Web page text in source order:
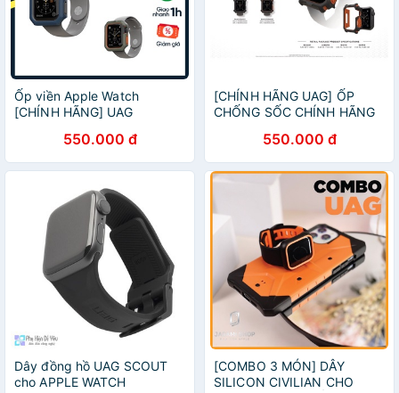
Ốp viền Apple Watch
[CHÍNH HÃNG] UAG
42/44 mm550.000 đ
[CHÍNH HÃNG UAG] ỐP
CHỐNG SỐC CHÍNH HÃNG
SIZE 44MM550.000 đ
Dây đồng hồ UAG SCOUT
cho APPLE WATCH
[COMBO 3 MÓN] DÂY
SILICON CIVILIAN CHO